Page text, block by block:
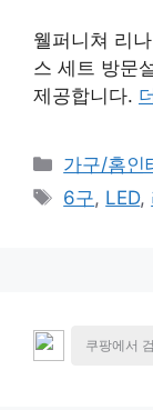
웰퍼니쳐 리
스 세트 방문
제공합니다.
카
테
가구/홈인
태
6구, LED,